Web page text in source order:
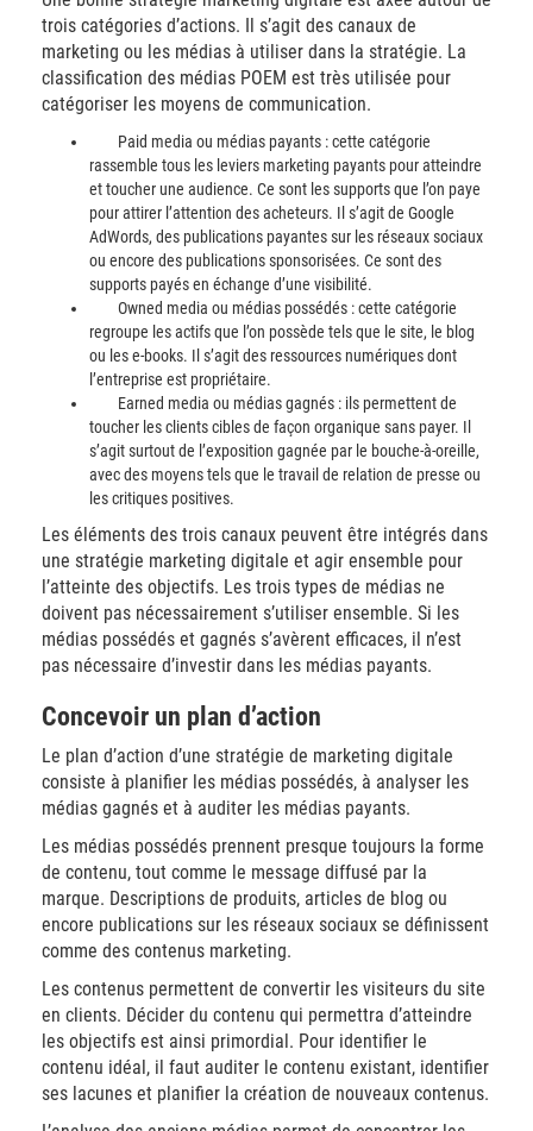
trois catégories d’actions. Il s’agit des canaux de
marketing ou les médias à utiliser dans la stratégie. La
classification des médias POEM est très utilisée pour
catégoriser les moyens de communication.
Paid media ou médias payants : cette catégorie
rassemble tous les leviers marketing payants pour atteindre
et toucher une audience. Ce sont les supports que l’on paye
pour attirer l’attention des acheteurs. Il s’agit de Google
AdWords, des publications payantes sur les réseaux sociaux
ou encore des publications sponsorisées. Ce sont des
supports payés en échange d’une visibilité.
Owned media ou médias possédés : cette catégorie
regroupe les actifs que l’on possède tels que le site, le blog
ou les e-books. Il s’agit des ressources numériques dont
l’entreprise est propriétaire.
Earned media ou médias gagnés : ils permettent de
toucher les clients cibles de façon organique sans payer. Il
s’agit surtout de l’exposition gagnée par le bouche-à-oreille,
avec des moyens tels que le travail de relation de presse ou
les critiques positives.
Les éléments des trois canaux peuvent être intégrés dans
une stratégie marketing digitale et agir ensemble pour
l’atteinte des objectifs. Les trois types de médias ne
doivent pas nécessairement s’utiliser ensemble. Si les
médias possédés et gagnés s’avèrent efficaces, il n’est
pas nécessaire d’investir dans les médias payants.
Concevoir un plan d’action
Le plan d’action d’une stratégie de marketing digitale
consiste à planifier les médias possédés, à analyser les
médias gagnés et à auditer les médias payants.
Les médias possédés prennent presque toujours la forme
de contenu, tout comme le message diffusé par la
marque. Descriptions de produits, articles de blog ou
encore publications sur les réseaux sociaux se définissent
comme des contenus marketing.
Les contenus permettent de convertir les visiteurs du site
en clients. Décider du contenu qui permettra d’atteindre
les objectifs est ainsi primordial. Pour identifier le
contenu idéal, il faut auditer le contenu existant, identifier
ses lacunes et planifier la création de nouveaux contenus.